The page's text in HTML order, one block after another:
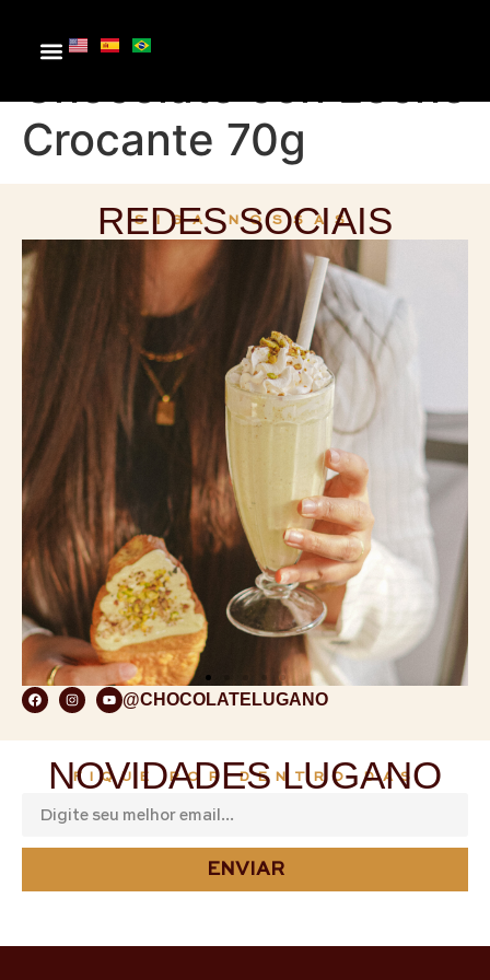
Grageas de
Chocolate con Leche
Crocante 70g
SIGA NOSSAS
REDES SOCIAIS
@CHOCOLATELUGANO
FIQUE POR DENTRO DAS
NOVIDADES LUGANO
ENVIAR